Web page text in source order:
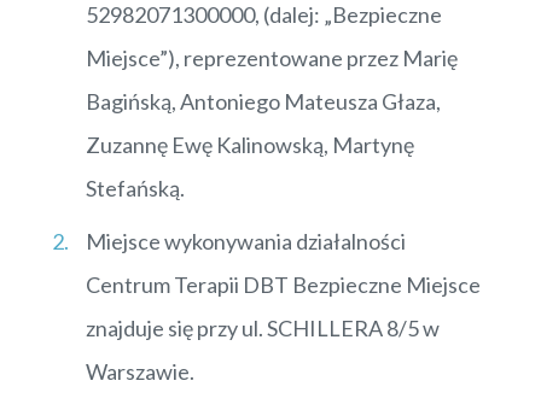
52982071300000, (dalej: „Bezpieczne
Miejsce”), reprezentowane przez Marię
Bagińską, Antoniego Mateusza Głaza,
Zuzannę Ewę Kalinowską, Martynę
Stefańską.
Miejsce wykonywania działalności
Centrum Terapii DBT Bezpieczne Miejsce
znajduje się przy ul. SCHILLERA 8/5 w
Warszawie.